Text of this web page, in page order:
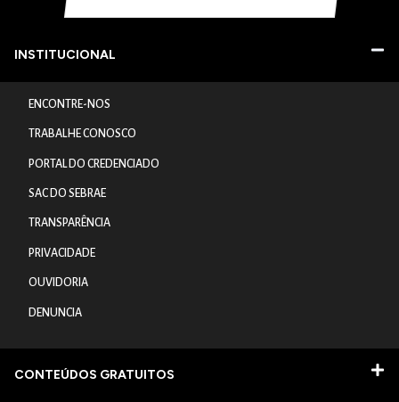
INSTITUCIONAL
ENCONTRE-NOS
TRABALHE CONOSCO
PORTAL DO CREDENCIADO
SAC DO SEBRAE
TRANSPARÊNCIA
PRIVACIDADE
OUVIDORIA
DENUNCIA
CONTEÚDOS GRATUITOS